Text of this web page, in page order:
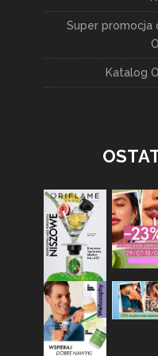
Super promocja
Katalog